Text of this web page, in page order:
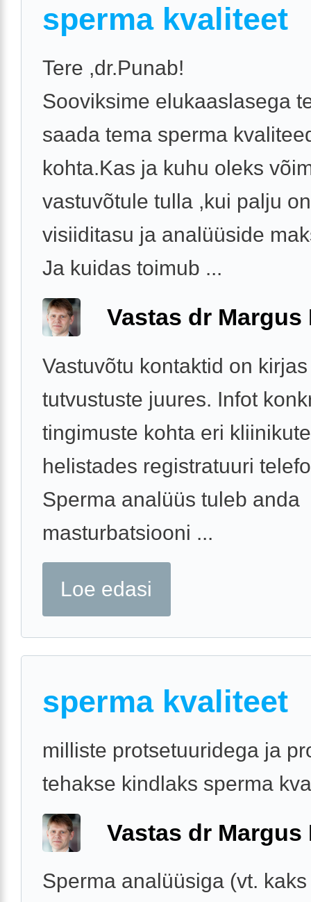
sperma kvaliteet
Tere ,dr.Punab!
Sooviksime elukaaslasega
saada tema sperma
kohta.Kas ja kuhu oleks
vastuvõtule tulla ,kui palju on
visiiditasu ja analüüside
Ja kuidas toimub ...
Vastas dr Margus
Vastuvõtu kontaktid on
tutvustuste juures. Infot
tingimuste kohta eri
helistades registratuuri
Sperma analüüs tuleb anda
masturbatsiooni ...
Loe edasi
sperma kvaliteet
milliste protsetuuridega ja
tehakse kindlaks sperma
Vastas dr Margus
Sperma analüüsiga (vt.